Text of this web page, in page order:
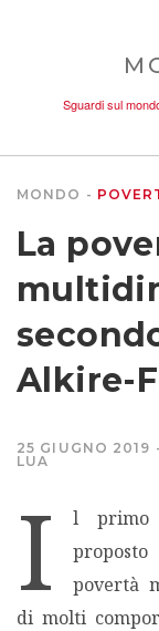
Sguardi sul
AMBIENTE
CONFLITTI
ECONOMIA
MIGRAZIONI
POVERTÀ
MONDO
La
Alkire-
25 GIUGNO 2019
LUA
I
l primo
povertà
di molti